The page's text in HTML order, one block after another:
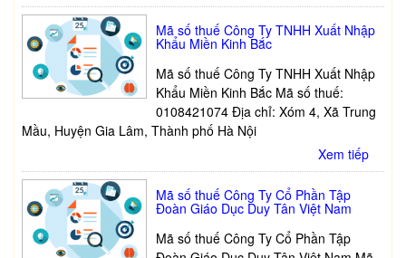
Mã số thuế Công Ty TNHH Xuất Nhập
Khẩu Miền Kinh Bắc
Mã số thuế Công Ty TNHH Xuất Nhập
Khẩu Miền Kinh Bắc Mã số thuế:
0108421074 Địa chỉ: Xóm 4, Xã Trung
Mầu, Huyện Gia Lâm, Thành phố Hà Nội
Xem tiếp
Mã số thuế Công Ty Cổ Phần Tập
Đoàn Giáo Dục Duy Tân Việt Nam
Mã số thuế Công Ty Cổ Phần Tập